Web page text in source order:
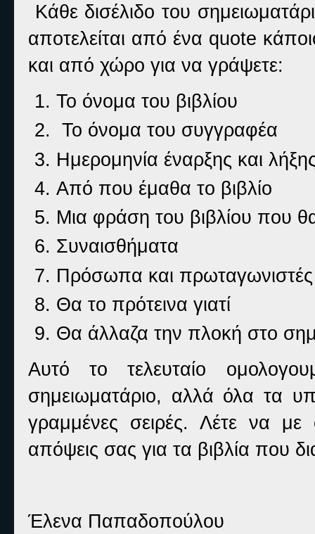
Κάθε δισέλιδο του
αποτελείται από ένα quote
και από χώρο για να γράψετε:
Το όνομα του βιβλίου
Το όνομα του συγγραφέα
Ημερομηνία έναρξης και
Από που έμαθα το βιβλίο
Μια φράση του βιβλίου που
Συναισθήματα
Πρόσωπα και πρωταγωνιστές
Θα το πρότεινα γιατί
Θα άλλαζα την πλοκή στο
Αυτό το τελευταίο
σημειωματάριο, αλλά όλα τα
γραμμένες σειρές. Λέτε να με
απόψεις σας για τα βιβλία που
Έλενα Παπαδοπούλου